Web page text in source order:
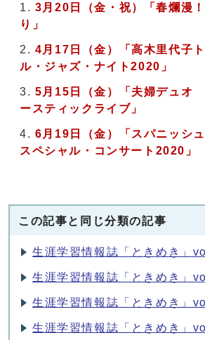
3月20日（金・祝）「春爛漫
り」
4月17日（金）「高木里代子
ル・ジャズ・ナイト2020」
5月15日（金）「夫婦デュオ
ースティックライブ」
6月19日（金）「スパニッシ
スペシャル・コンサート2020」
この記事と同じ分類の記事
生涯学習情報誌「ときめき」
生涯学習情報誌「ときめき」
生涯学習情報誌「ときめき」
生涯学習情報誌「ときめき」